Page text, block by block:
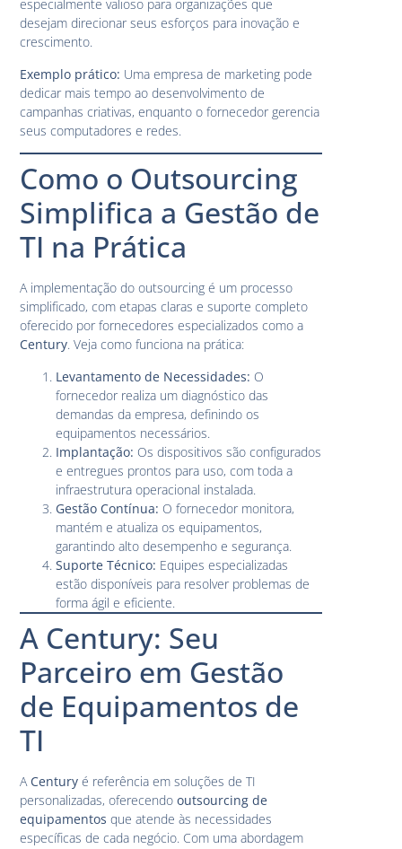
especialmente valioso para organizações que
desejam direcionar seus esforços para inovação e
crescimento.
Exemplo prático: Uma empresa de marketing pode
dedicar mais tempo ao desenvolvimento de
campanhas criativas, enquanto o fornecedor gerencia
seus computadores e redes.
Como o Outsourcing
Simplifica a Gestão de
TI na Prática
A implementação do outsourcing é um processo
simplificado, com etapas claras e suporte completo
oferecido por fornecedores especializados como a
Century. Veja como funciona na prática:
Levantamento de Necessidades: O
fornecedor realiza um diagnóstico das
demandas da empresa, definindo os
equipamentos necessários.
Implantação: Os dispositivos são configurados
e entregues prontos para uso, com toda a
infraestrutura operacional instalada.
Gestão Contínua: O fornecedor monitora,
mantém e atualiza os equipamentos,
garantindo alto desempenho e segurança.
Suporte Técnico: Equipes especializadas
estão disponíveis para resolver problemas de
forma ágil e eficiente.
A Century: Seu
Parceiro em Gestão
de Equipamentos de
TI
A Century é referência em soluções de TI
personalizadas, oferecendooutsourcing de
equipamentos que atende às necessidades
específicas de cada negócio. Com uma abordagem